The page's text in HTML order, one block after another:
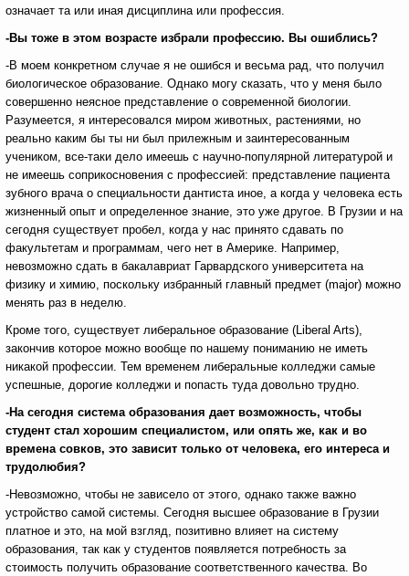
означает та или иная дисциплина или профессия.
-Вы тоже в этом возрасте избрали профессию. Вы ошиблись?
-В моем конкретном случае я не ошибся и весьма рад, что получил
биологическое образование. Однако могу сказать, что у меня было
совершенно неясное представление о современной биологии.
Разумеется, я интересовался миром животных, растениями, но
реально каким бы ты ни был прилежным и заинтересованным
учеником, все-таки дело имеешь с научно-популярной литературой и
не имеешь соприкосновения с профессией: представление пациента
зубного врача о специальности дантиста иное, а когда у человека есть
жизненный опыт и определенное знание, это уже другое. В Грузии и на
сегодня существует пробел, когда у нас принято сдавать по
факультетам и программам, чего нет в Америке. Например,
невозможно сдать в бакалавриат Гарвардского университета на
физику и химию, поскольку избранный главный предмет (major) можно
менять раз в неделю.
Кроме того, существует либеральное образование (Liberal Arts),
закончив которое можно вообще по нашему пониманию не иметь
никакой профессии. Тем временем либеральные колледжи самые
успешные, дорогие колледжи и попасть туда довольно трудно.
-На сегодня система образования дает возможность, чтобы
студент стал хорошим специалистом, или опять же, как и во
времена совков, это зависит только от человека, его интереса и
трудолюбия?
-Невозможно, чтобы не зависело от этого, однако также важно
устройство самой системы. Сегодня высшее образование в Грузии
платное и это, на мой взгляд, позитивно влияет на систему
образования, так как у студентов появляется потребность за
стоимость получить образование соответственного качества. Во